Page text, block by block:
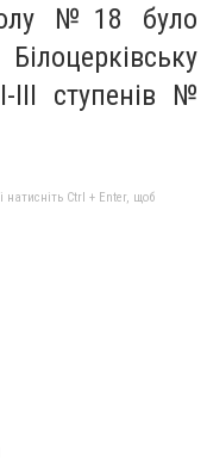
№18 було
III ступенів №
натисніть Ctrl + Enter, щоб